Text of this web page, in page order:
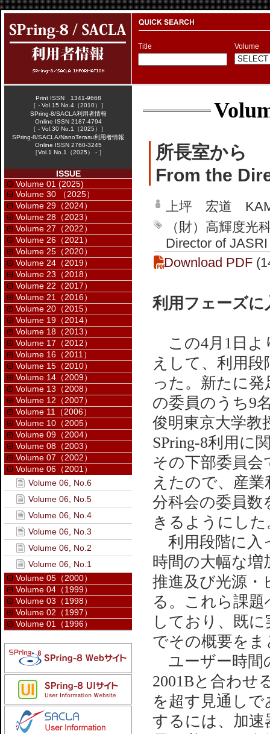
Title Volume
所長室から
From the
上坪 宏道
（財）高輝度
Director of
Download PDF
利用フェーズに
この4月1日よ
えして、利用
った。新たに発
の委員のうち9
俊明東京大学教
SPring-8利用に
その下部委員会
えたので、産
分科会の委員数
きるようにした
利用段階に入
時間の大幅な増
推進及び光源・
る。これら課
しており、既
でその概要を
ユーザー時間
2001Bと合わせ
を超す見通しで
するには、加速
Print ISSN 1341-9668
［ - Vol.15 No.4（2010）］
SPring-8/SACLA利用者情報
Online ISSN 2187-4794
［ - Vol.30 No.1（2025）］
SPring-8/SACLA/NanoTerasu利用者情報
Online ISSN 2760-3245
［Vol.1 No.1（2025） - ］
ISSUE
Volume 01 (2025)
Volume 30 （2025）
Volume 29（2024）
Volume 28（2023）
Volume 27（2022）
Volume 26（2021）
Volume 25（2020）
Volume 24（2019）
Volume 23（2018）
Volume 22（2017）
Volume 21（2016）
Volume 20（2015）
Volume 19（2014）
Volume 18（2013）
Volume 17（2012）
Volume 16（2011）
Volume 15（2010）
Volume 14（2009）
Volume 13（2008）
Volume 12（2007）
Volume 11（2006）
Volume 10（2005）
Volume 09（2004）
Volume 08（2003）
Volume 07（2002）
Volume 06（2001）
Volume 06, No.6
Volume 06, No.5
Volume 06, No.4
Volume 06, No.3
Volume 06, No.2
Volume 06, No.1
Volume 05（2000）
Volume 04（1999）
Volume 03（1998）
Volume 02（1997）
Volume 01（1996）